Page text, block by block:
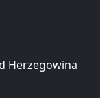
Herzegowina